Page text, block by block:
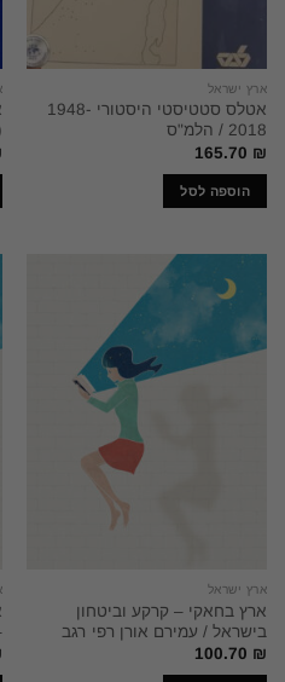
ארץ ישראל
אטלס סטטיסטי היסטורי 1948-
2018 / הלמ"ס
165.70 ₪
הוספה לסל
ארץ ישראל
ארץ בחאקי – קרקע וביטחון
בישראל / עמירם אורן רפי רגב
100.70 ₪